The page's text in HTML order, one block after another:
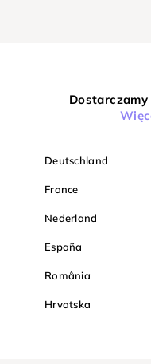
Dostarczamy
Deutschland
France
Nederland
España
România
Hrvatska